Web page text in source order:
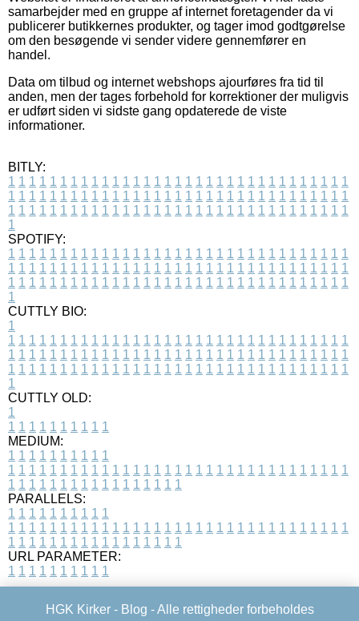
samarbejder med en gruppe af internet foretagender da vi
publicerer butikkernes produkter, og tager imod godtgørelse
om den besøgende vi sender videre gennemfører en
handel.
Data om tilbud og internet webshops ajourføres fra tid til
anden, men der tages forbehold for korrektioner der muligvis
er udført siden vi sidste gang opdaterede de viste
informationer.
BITLY:
1 1 1 1 1 1 1 1 1 1 1 1 1 1 1 1 1 1 1 1 1 1 1 1 1 1 1 1 1 1 1 1 1
1 1 1 1 1 1 1 1 1 1 1 1 1 1 1 1 1 1 1 1 1 1 1 1 1 1 1 1 1 1 1 1 1
1 1 1 1 1 1 1 1 1 1 1 1 1 1 1 1 1 1 1 1 1 1 1 1 1 1 1 1 1 1 1 1 1
1
SPOTIFY:
1 1 1 1 1 1 1 1 1 1 1 1 1 1 1 1 1 1 1 1 1 1 1 1 1 1 1 1 1 1 1 1 1
1 1 1 1 1 1 1 1 1 1 1 1 1 1 1 1 1 1 1 1 1 1 1 1 1 1 1 1 1 1 1 1 1
1 1 1 1 1 1 1 1 1 1 1 1 1 1 1 1 1 1 1 1 1 1 1 1 1 1 1 1 1 1 1 1 1
1
CUTTLY BIO:
1
1 1 1 1 1 1 1 1 1 1 1 1 1 1 1 1 1 1 1 1 1 1 1 1 1 1 1 1 1 1 1 1 1
1 1 1 1 1 1 1 1 1 1 1 1 1 1 1 1 1 1 1 1 1 1 1 1 1 1 1 1 1 1 1 1 1
1 1 1 1 1 1 1 1 1 1 1 1 1 1 1 1 1 1 1 1 1 1 1 1 1 1 1 1 1 1 1 1 1
1
CUTTLY OLD:
1
1 1 1 1 1 1 1 1 1 1
MEDIUM:
1 1 1 1 1 1 1 1 1 1
1 1 1 1 1 1 1 1 1 1 1 1 1 1 1 1 1 1 1 1 1 1 1 1 1 1 1 1 1 1 1 1 1
1 1 1 1 1 1 1 1 1 1 1 1 1 1 1 1 1
PARALLELS:
1 1 1 1 1 1 1 1 1 1
1 1 1 1 1 1 1 1 1 1 1 1 1 1 1 1 1 1 1 1 1 1 1 1 1 1 1 1 1 1 1 1 1
1 1 1 1 1 1 1 1 1 1 1 1 1 1 1 1 1
URL PARAMETER:
1 1 1 1 1 1 1 1 1 1
HGK Kirker - Blog - Alle rettigheder forbeholdes